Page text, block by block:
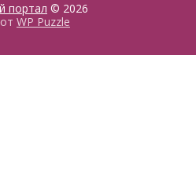
портал © 2026
WP Puzzle